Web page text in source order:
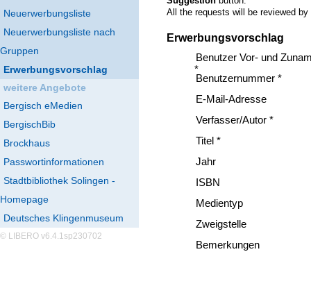
Neuerwerbungsliste
Neuerwerbungsliste nach
Gruppen
Erwerbungsvorschlag
weitere Angebote
Bergisch eMedien
BergischBib
Brockhaus
Passwortinformationen
Stadtbibliothek Solingen -
Homepage
Deutsches Klingenmuseum
© LIBERO v6.4.1sp230702
All the requests will be reviewed
Erwerbungsvorschlag
Benutzer Vor- und
*
Benutzernummer *
E-Mail-Adresse
Verfasser/Autor *
Titel *
Jahr
ISBN
Medientyp
Zweigstelle
Bemerkungen